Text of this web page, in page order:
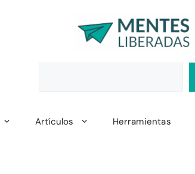
Artículos Herramientas